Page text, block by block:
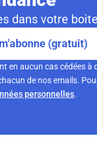
dans votre
(gratuit)
en aucun cas cédées à
de nos emails.
personnelles.